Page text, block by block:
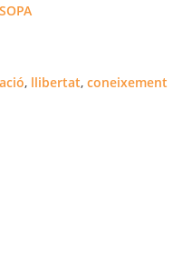
, llibertat, coneixement